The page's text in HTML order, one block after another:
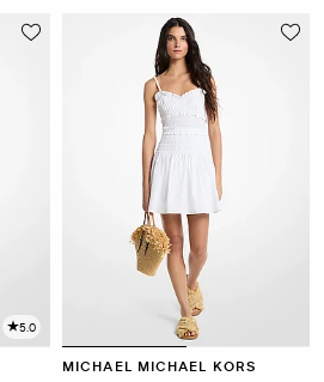
5.0
MICHAEL MICHAEL KORS